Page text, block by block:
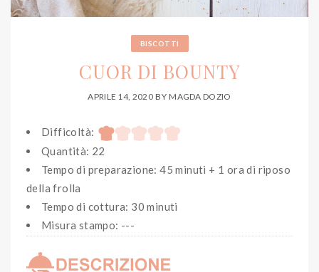
BISCOTTI
CUOR DI BOUNTY
APRILE 14, 2020 BY MAGDA DOZIO
Difficoltà:
Quantità: 22
Tempo di preparazione: 45 minuti + 1 ora di riposo
della frolla
Tempo di cottura: 30 minuti
Misura stampo: ---